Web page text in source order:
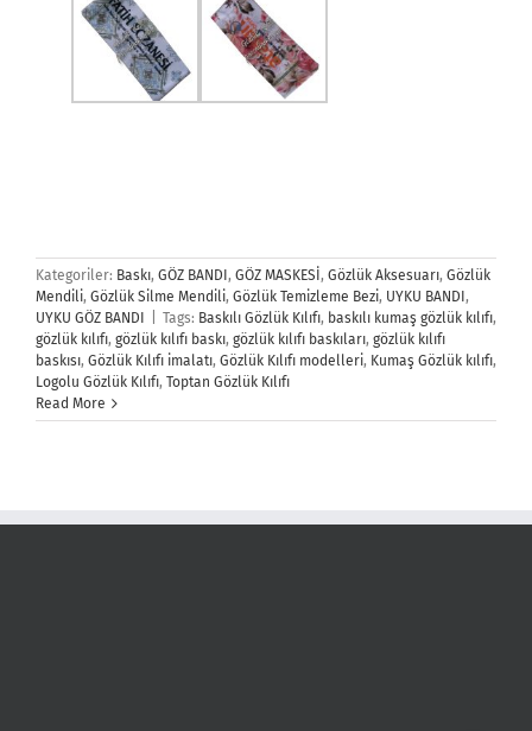
Kategoriler: Baskı, GÖZ BANDI , GÖZ MASKESİ , Gözlük Aksesuarı, Gözlük
Mendili, Gözlük Silme Mendili, Gözlük Temizleme Bezi, UYKU BANDI ,
UYKU GÖZ BANDI
Tags: Baskılı Gözlük Kılıfı, baskılı kumaş gözlük kılıfı,
gözlük kılıfı, gözlük kılıfı baskı, gözlük kılıfı baskıları, gözlük kılıfı
baskısı, Gözlük Kılıfı imalatı, Gözlük Kılıfı modelleri, Kumaş Gözlük kılıfı,
Logolu Gözlük Kılıfı, Toptan Gözlük Kılıfı
Read More